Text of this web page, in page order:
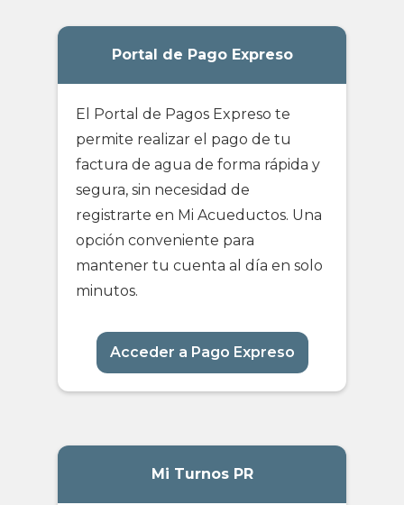
Portal de Pago Expreso
El Portal de Pagos Expreso te
permite realizar el pago de tu
factura de agua de forma rápida y
segura, sin necesidad de
registrarte en Mi Acueductos. Una
opción conveniente para
mantener tu cuenta al día en solo
minutos.
Acceder a Pago Expreso
Mi Turnos PR